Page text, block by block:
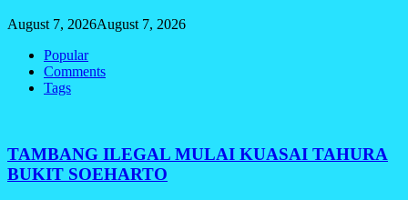
August 7, 2026August 7, 2026
Popular
Comments
Tags
TAMBANG ILEGAL MULAI KUASAI TAHURA
BUKIT SOEHARTO